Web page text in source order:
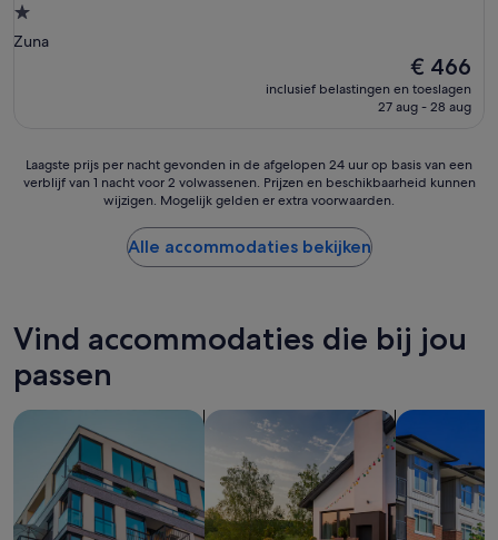
1.0-
sterrenaccommodatie
Zuna
De
prijs
is
€ 466
inclusief belastingen en toeslagen
27 aug - 28 aug
Laagste
prijs
24
uur
basis
een
nacht
voor
Laagste prijs per nacht gevonden in de afgelopen 24 uur op basis van een
verblijf van 1 nacht voor 2 volwassenen. Prijzen en beschikbaarheid kunnen
wijzigen. Mogelijk gelden er extra voorwaarden.
Alle accommodaties bekijken
Vind accommodaties die bij jou
passen
Appartementen zoekenzoeken naar privévakantiehuizen
Flats zoeken